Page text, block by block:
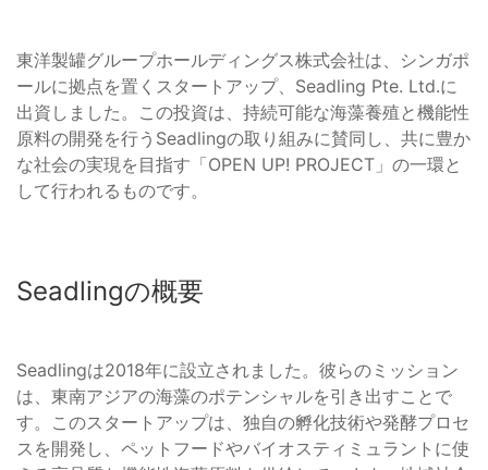
東洋製罐グループホールディングス株式会社は、シンガポ
ールに拠点を置くスタートアップ、Seadling Pte. Ltd.に
出資しました。この投資は、持続可能な海藻養殖と機能性
原料の開発を行うSeadlingの取り組みに賛同し、共に豊か
な社会の実現を目指す「OPEN UP! PROJECT」の一環と
して行われるものです。
Seadlingの概要
Seadlingは2018年に設立されました。彼らのミッション
は、東南アジアの海藻のポテンシャルを引き出すことで
す。このスタートアップは、独自の孵化技術や発酵プロセ
スを開発し、ペットフードやバイオスティミュラントに使